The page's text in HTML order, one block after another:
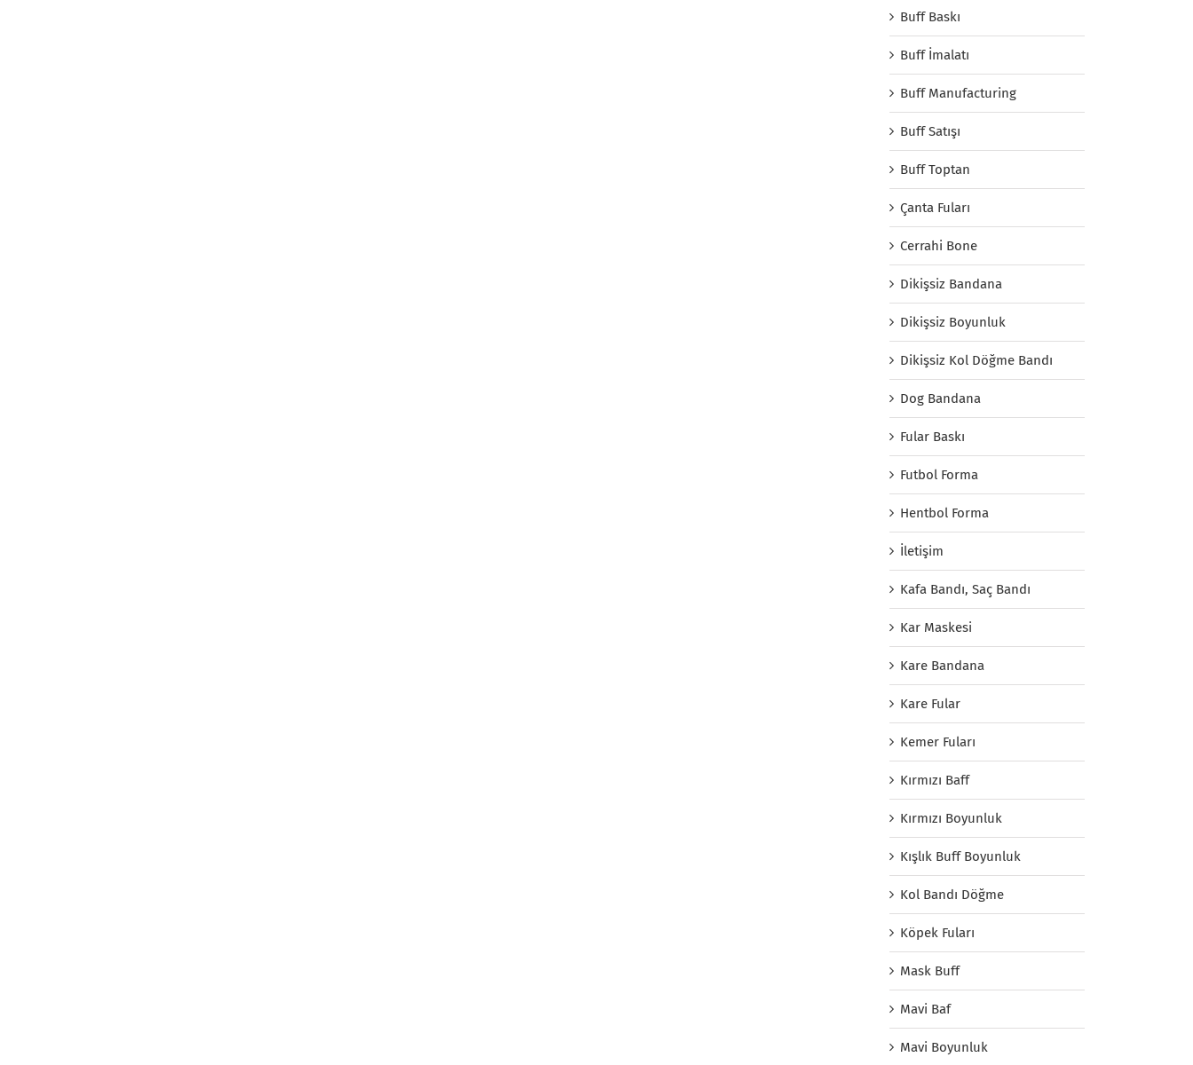
Buff Baskı
Buff İmalatı
Buff Manufacturing
Buff Satışı
Buff Toptan
Çanta Fuları
Cerrahi Bone
Dikişsiz Bandana
Dikişsiz Boyunluk
Dikişsiz Kol Döğme Bandı
Dog Bandana
Fular Baskı
Futbol Forma
Hentbol Forma
İletişim
Kafa Bandı, Saç Bandı
Kar Maskesi
Kare Bandana
Kare Fular
Kemer Fuları
Kırmızı Baff
Kırmızı Boyunluk
Kışlık Buff Boyunluk
Kol Bandı Döğme
Köpek Fuları
Mask Buff
Mavi Baf
Mavi Boyunluk